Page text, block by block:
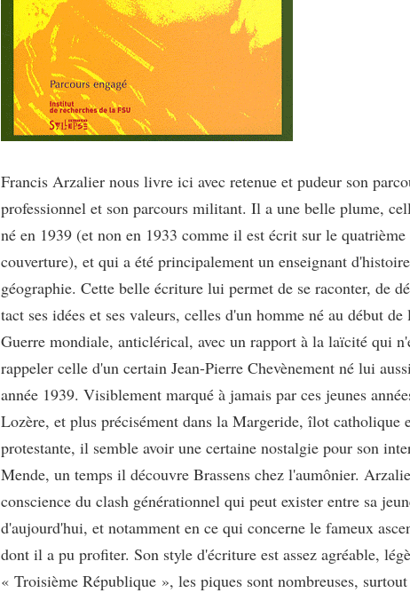
Francis Arzalier nous livre ici avec retenue et pudeur son
professionnel et son parcours militant. Il a une belle plume,
né en 1939 (et non en 1933 comme il est écrit sur le quatrième
couverture), et qui a été principalement un enseignant
géographie. Cette belle écriture lui permet de se raconter, de
tact ses idées et ses valeurs, celles d'un homme né au début de
Guerre mondiale, anticlérical, avec un rapport à la laïcité qui
rappeler celle d'un certain Jean-Pierre Chevènement né lui
année 1939. Visiblement marqué à jamais par ces jeunes
Lozère, et plus précisément dans la Margeride, îlot catholique
protestante, il semble avoir une certaine nostalgie pour son
Mende, un temps il découvre Brassens chez l'aumônier.
conscience du clash générationnel qui peut exister entre sa
d'aujourd'hui, et notamment en ce qui concerne le fameux
dont il a pu profiter. Son style d'écriture est assez agréable,
« Troisième République », les piques sont nombreuses,